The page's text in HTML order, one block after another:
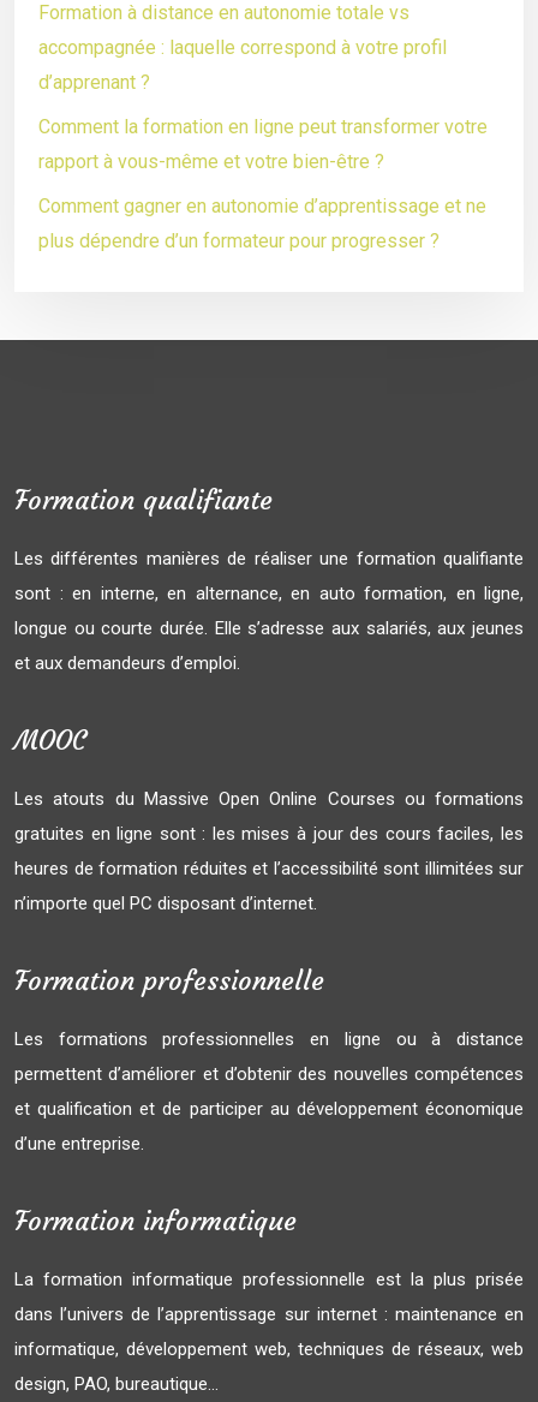
Formation à distance en autonomie totale vs
accompagnée : laquelle correspond à votre profil
d’apprenant ?
Comment la formation en ligne peut transformer votre
rapport à vous-même et votre bien-être ?
Comment gagner en autonomie d’apprentissage et ne
plus dépendre d’un formateur pour progresser ?
Formation qualifiante
Les différentes manières de réaliser une formation qualifiante
sont : en interne, en alternance, en auto formation, en ligne,
longue ou courte durée. Elle s’adresse aux salariés, aux jeunes
et aux demandeurs d’emploi.
MOOC
Les atouts du Massive Open Online Courses ou formations
gratuites en ligne sont : les mises à jour des cours faciles, les
heures de formation réduites et l’accessibilité sont illimitées sur
n’importe quel PC disposant d’internet.
Formation professionnelle
Les formations professionnelles en ligne ou à distance
permettent d’améliorer et d’obtenir des nouvelles compétences
et qualification et de participer au développement économique
d’une entreprise.
Formation informatique
La formation informatique professionnelle est la plus prisée
dans l’univers de l’apprentissage sur internet : maintenance en
informatique, développement web, techniques de réseaux, web
design, PAO, bureautique…